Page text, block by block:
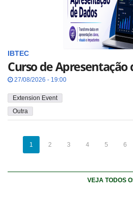
IBTEC
Curso de Apresentação
27/08/2026 - 19:00
Extension Event
Outra
1 2 3 4 5 6
VEJA TODOS